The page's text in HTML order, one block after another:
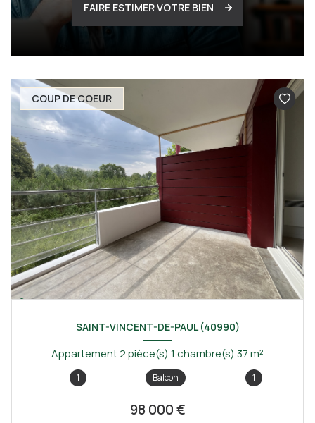
FAIRE ESTIMER VOTRE BIEN
COUP DE COEUR
SAINT-VINCENT-DE-PAUL (40990)
Appartement 2 pièce(s) 1 chambre(s) 37 m²
1 Balcon 1
98 000 €